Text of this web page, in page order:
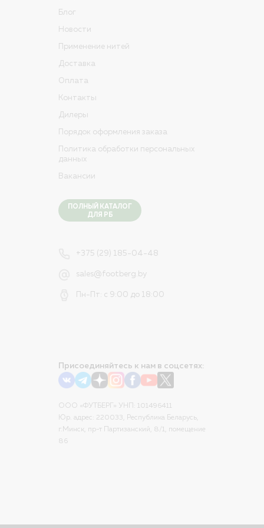
Блог
Новости
Применение нитей
Доставка
Оплата
Контакты
Дилеры
Порядок оформления заказа
Политика обработки персональных
данных
Вакансии
ПОЛНЫЙ КАТАЛОГ
ДЛЯ РБ
+375 (29) 185-04-48
sales@footberg.by
Пн-Пт: с 9:00 до 18:00
Присоединяйтесь к нам в соцсетях:
ООО «ФУТБЕРГ» УНП: 101496411
Юр. адрес: 220033, Республика Беларусь,
г.Минск, пр-т Партизанский, 8/1, помещение
86